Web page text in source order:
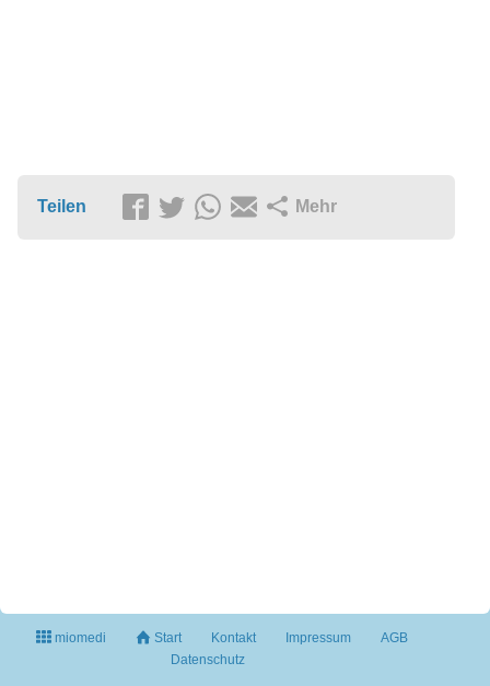
Teilen Mehr
miomedi Start Kontakt Impressum
AGB
Datenschutz